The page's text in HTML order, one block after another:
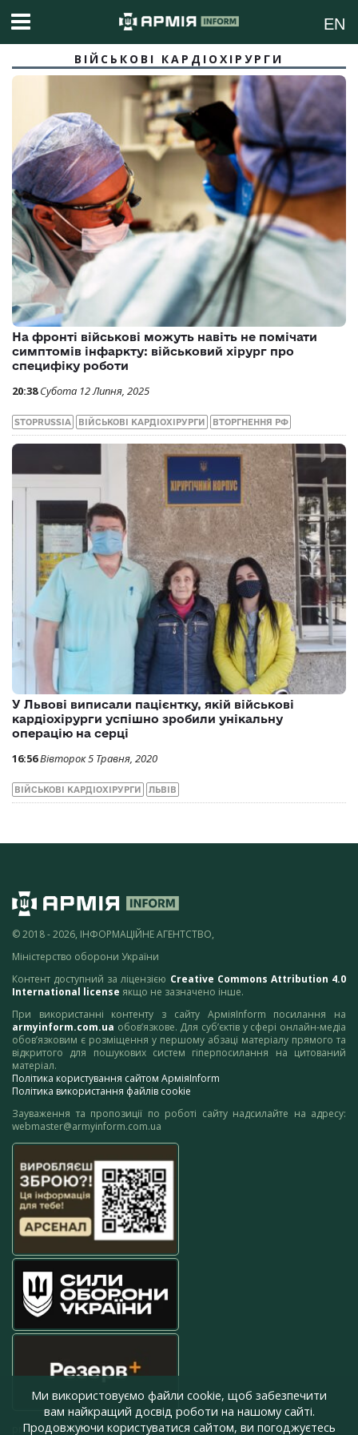
EN
ВІЙСЬКОВІ КАРДІОХІРУРГИ
На фронті військові можуть навіть не помічати
симптомів інфаркту: військовий хірург про
специфіку роботи
20:38 Субота 12 Липня, 2025
STOPRUSSIA ВІЙСЬКОВІ КАРДІОХІРУРГИ ВТОРГНЕННЯ РФ
У Львові виписали пацієнтку, якій військові
кардіохірурги успішно зробили унікальну
операцію на серці
16:56Вівторок 5 Травня, 2020
ВІЙСЬКОВІ КАРДІОХІРУРГИ ЛЬВІВ
© 2018 - 2026, ІНФОРМАЦІЙНЕ АГЕНТСТВО,
Міністерство оборони України
Контент доступний за ліцензією Creative Commons Attribution 4.0
International license якщо не зазначено інше.
При використанні контенту з сайту АрміяInform посилання на
armyinform.com.ua обов’язкове. Для суб’єктів у сфері онлайн-медіа
обов’язковим є розміщення у першому абзаці матеріалу прямого та
відкритого для пошукових систем гіперпосилання на цитований
матеріал.
Політика користування сайтом АрміяInform
Політика використання файлів cookie
Зауваження та пропозиції по роботі сайту надсилайте на адресу:
webmaster@armyinform.com.ua
press@armyinform.com.ua
Ми використовуємо файли cookie, щоб забезпечити
вам найкращий досвід роботи на нашому сайті.
Продовжуючи користуватися сайтом, ви погоджуєтесь